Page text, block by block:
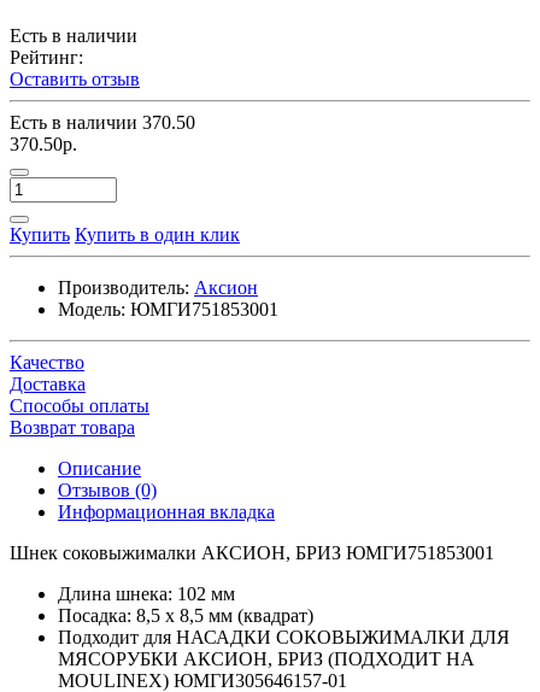
Есть в наличии
Рейтинг:
Оставить отзыв
Есть в наличии 370.50
370.50р.
Купить Купить в один клик
Производитель: Аксион
Модель: ЮМГИ751853001
Качество
Доставка
Способы оплаты
Возврат товара
Описание
Отзывов (0)
Информационная вкладка
Шнек соковыжималки АКСИОН, БРИЗ ЮМГИ751853001
Длина шнека: 102 мм
Посадка: 8,5 х 8,5 мм (квадрат)
Подходит для НАСАДКИ СОКОВЫЖИМАЛКИ ДЛЯ
МЯСОРУБКИ АКСИОН, БРИЗ (ПОДХОДИТ НА
MOULINEX) ЮМГИ305646157-01